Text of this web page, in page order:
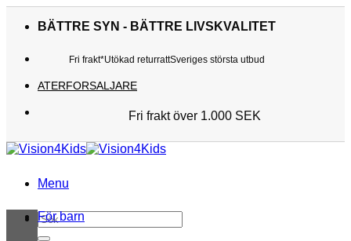
BÄTTRE SYN - BÄTTRE LIVSKVALITET
Fri frakt*Utökad returrattSveriges största utbud
ATERFORSALJARE
Fri frakt över 1.000 SEK
Kunderna älskar oss
Utökad returratt
Sveriges största utbud
Menu
Sök
efter:
För barn